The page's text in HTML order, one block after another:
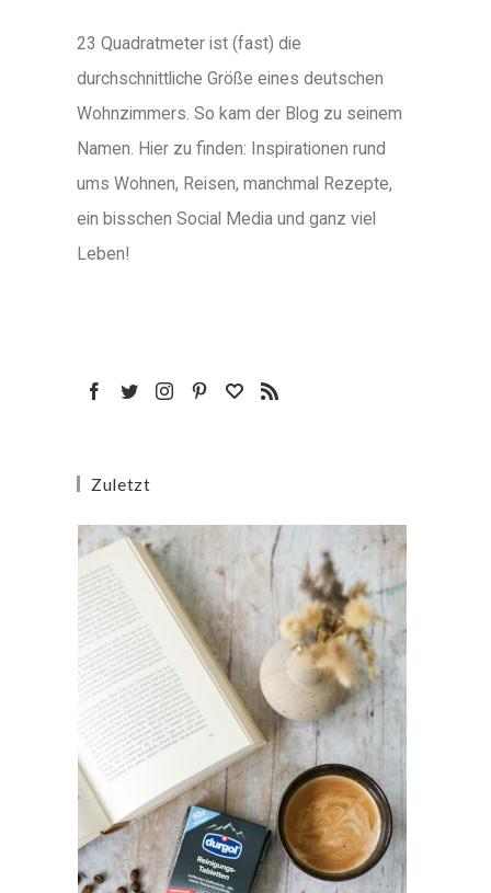
23 Quadratmeter ist (fast) die
durchschnittliche Größe eines deutschen
Wohnzimmers. So kam der Blog zu seinem
Namen. Hier zu finden: Inspirationen rund
ums Wohnen, Reisen, manchmal Rezepte,
ein bisschen Social Media und ganz viel
Leben!
Zuletzt